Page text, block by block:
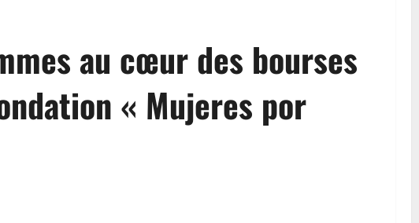
au cœur des bourses
« Mujeres por